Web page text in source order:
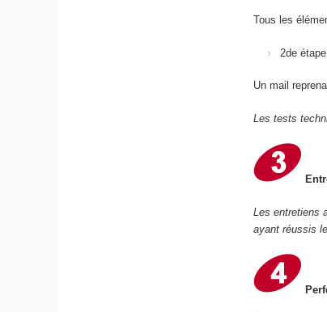
Tous les
2de
Un mail
Les tests
Les entretiens
ayant réussis